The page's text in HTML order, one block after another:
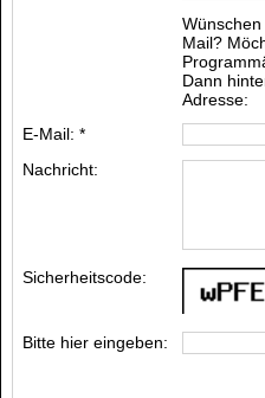
Mail?
Dann
Adresse:
E-Mail: *
Nachricht:
Sicherheitscode:
Bitte hier eingeben: